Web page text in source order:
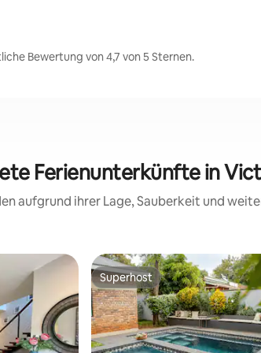
Bewertung von 4,7 von 5 Sternen.
Ferienunterkünfte in
aufgrund ihrer Lage, Sauberkeit und
Superhost
Superhost